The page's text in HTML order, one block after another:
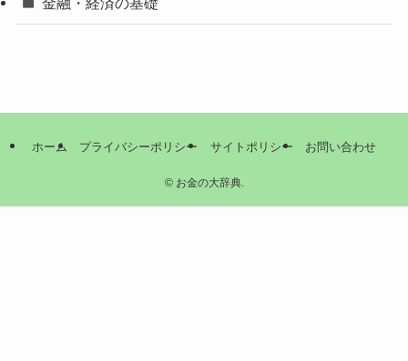
ホーム プライバシーポリシー サイトポリシー お問い合わせ
©お金の大辞典.